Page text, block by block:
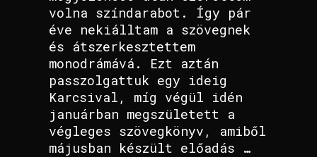
volna színdarabot. Így pár
éve nekiálltam a szövegnek
és átszerkesztettem
monodrámává. Ezt aztán
passzolgattuk egy ideig
Karcsival, míg végül idén
januárban megszületett a
végleges szövegkönyv, amiből
májusban készült előadás …